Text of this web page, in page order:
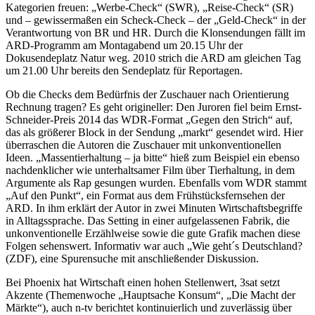
Kategorien freuen: „Werbe-Check“ (SWR), „Reise-Check“ (SR)
und – gewissermaßen ein Scheck-Check – der „Geld-Check“ in der
Verantwortung von BR und HR. Durch die Klonsendungen fällt im
ARD-Programm am Montagabend um 20.15 Uhr der
Dokusendeplatz Natur weg. 2010 strich die ARD am gleichen Tag
um 21.00 Uhr bereits den Sendeplatz für Reportagen.
Ob die Checks dem Bedürfnis der Zuschauer nach Orientierung
Rechnung tragen? Es geht origineller: Den Juroren fiel beim Ernst-
Schneider-Preis 2014 das WDR-Format „Gegen den Strich“ auf,
das als größerer Block in der Sendung „markt“ gesendet wird. Hier
überraschen die Autoren die Zuschauer mit unkonventionellen
Ideen. „Massentierhaltung – ja bitte“ hieß zum Beispiel ein ebenso
nachdenklicher wie unterhaltsamer Film über Tierhaltung, in dem
Argumente als Rap gesungen wurden. Ebenfalls vom WDR stammt
„Auf den Punkt“, ein Format aus dem Frühstücksfernsehen der
ARD. In ihm erklärt der Autor in zwei Minuten Wirtschaftsbegriffe
in Alltagssprache. Das Setting in einer aufgelassenen Fabrik, die
unkonventionelle Erzählweise sowie die gute Grafik machen diese
Folgen sehenswert. Informativ war auch „Wie geht´s Deutschland?
(ZDF), eine Spurensuche mit anschließender Diskussion.
Bei Phoenix hat Wirtschaft einen hohen Stellenwert, 3sat setzt
Akzente (Themenwoche „Hauptsache Konsum“, „Die Macht der
Märkte“), auch n-tv berichtet kontinuierlich und zuverlässig über